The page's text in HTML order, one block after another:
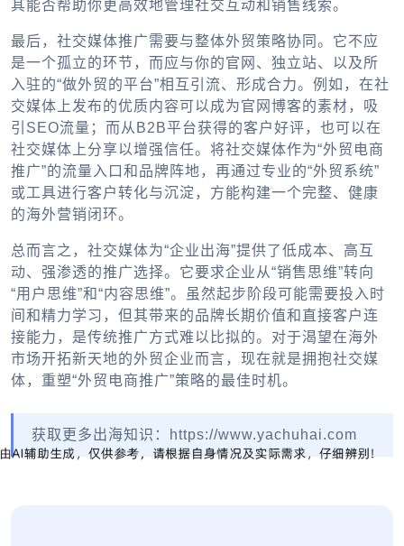
其能否帮助你更高效地管理社交互动和销售线索。
最后，社交媒体推广需要与整体外贸策略协同。它不应
是一个孤立的环节，而应与你的官网、独立站、以及所
入驻的“做外贸的平台”相互引流、形成合力。例如，在社
交媒体上发布的优质内容可以成为官网博客的素材，吸
引SEO流量；而从B2B平台获得的客户好评，也可以在
社交媒体上分享以增强信任。将社交媒体作为“外贸电商
推广”的流量入口和品牌阵地，再通过专业的“外贸系统”
或工具进行客户转化与沉淀，方能构建一个完整、健康
的海外营销闭环。
总而言之，社交媒体为“企业出海”提供了低成本、高互
动、强渗透的推广选择。它要求企业从“销售思维”转向
“用户思维”和“内容思维”。虽然起步阶段可能需要投入时
间和精力学习，但其带来的品牌长期价值和直接客户连
接能力，是传统推广方式难以比拟的。对于渴望在海外
市场开拓新天地的外贸企业而言，现在就是拥抱社交媒
体，重塑“外贸电商推广”策略的最佳时机。
获取更多出海知识：https://www.yachuhai.com